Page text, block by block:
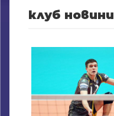
клуб новини